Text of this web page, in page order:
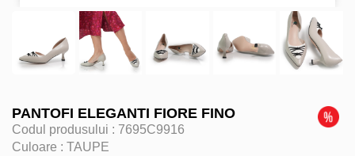
PANTOFI ELEGANTI FIORE FINO
Codul produsului : 7695C9916
Culoare : TAUPE